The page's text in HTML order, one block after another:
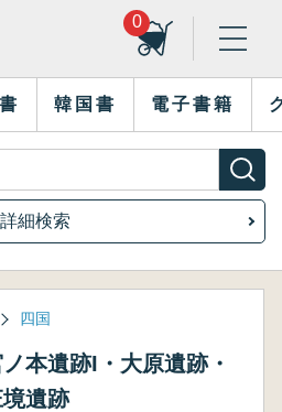
0
韓国書 電子書籍
詳細検索
四国
本遺跡I・大原遺跡・
境遺跡